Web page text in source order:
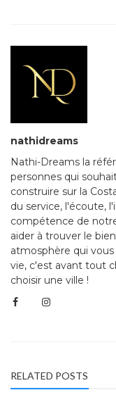
nathidreams
Nathi-Dreams la
personnes qui
construire sur la
du service, l'écoute,
compétence de
aider à trouver le
atmosphère qui
vie, c'est avant tout
choisir une ville !
RELATED POSTS